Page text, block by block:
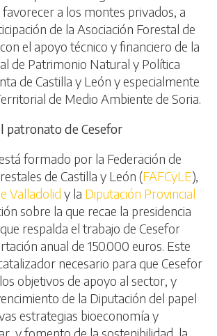
favorecer a los montes privados, a
de la Asociación Forestal de
el apoyo técnico y financiero de la
de Patrimonio Natural y Política
de Castilla y León y especialmente
de Medio Ambiente de Soria.
patronato de Cesefor
formado por la Federación de
de Castilla y León (FAFCyLE),
Valladolid y la Diputación Provincial
sobre la que recae la presidencia
respalda el trabajo de Cesefor
anual de 150.000 euros. Este
necesario para que Cesefor
objetivos de apoyo al sector, y
de la Diputación del papel
estrategias bioeconomía y